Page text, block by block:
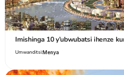
Imishinga 10 y’ubwubatsi ihenze
Umwanditsi:Menya